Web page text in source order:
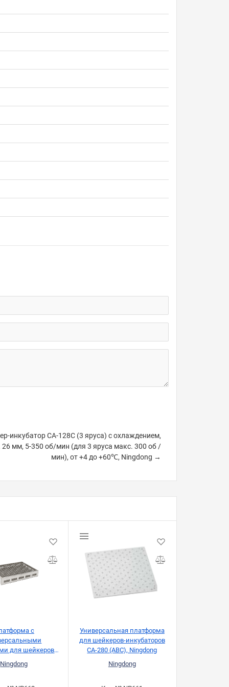
инкубатор CA-128C (3 яруса) с охлаждением,
26 мм, 5-350 об/мин (для 3 яруса макс. 300 об /
мин), от +4 до +60℃, Ningdong →
с
для шейкеров-
CA-280 (ABC),
Ningdong
Ningdong
Универсальная платформа
для шейкеров-инкубаторов
CA-280 (ABC), Ningdong
Ningdong